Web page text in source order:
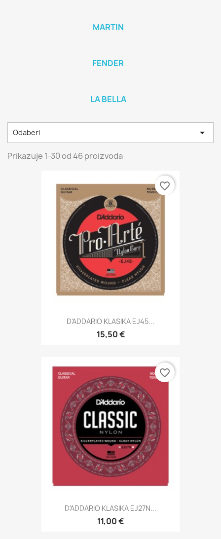
MARTIN
FENDER
LA BELLA
Odaberi 
Prikazuje 1-30 od 46 proizvoda
D'ADDARIO KLASIKA EJ45...
15,50 €
favorite_border
D'ADDARIO KLASIKA EJ27N...
11,00 €
favorite_border